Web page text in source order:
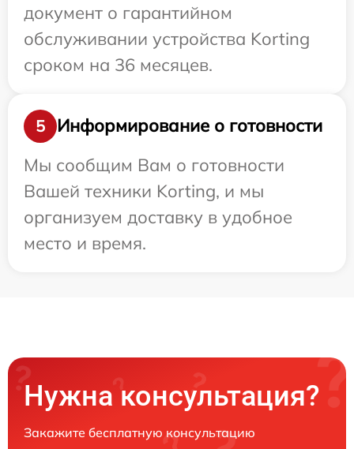
документ о гарантийном
обслуживании устройства Korting
сроком на 36 месяцев.
5
Информирование о готовности
Мы сообщим Вам о готовности
Вашей техники Korting, и мы
организуем доставку в удобное
место и время.
Нужна консультация?
Закажите бесплатную консультацию